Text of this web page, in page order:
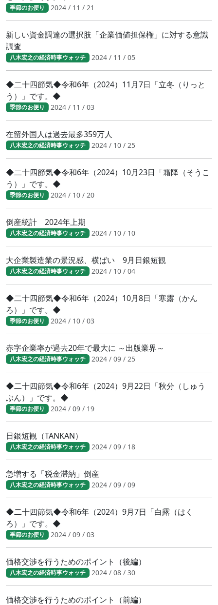
季節のお便り 2024 / 11 / 21
新しい資金調達の選択肢「企業価値担保権」に対する意識
調査
八木宏之の経済時事ウォッチ 2024 / 11 / 05
◆二十四節気◆令和6年（2024）11月7日「立冬（りっと
う）」です。◆
季節のお便り 2024 / 11 / 03
在留外国人は過去最多359万人
八木宏之の経済時事ウォッチ 2024 / 10 / 25
◆二十四節気◆令和6年（2024）10月23日「霜降（そうこ
う）」です。◆
季節のお便り 2024 / 10 / 20
倒産統計 2024年上期
八木宏之の経済時事ウォッチ 2024 / 10 / 10
大企業製造業の景況感、横ばい 9月日銀短観
八木宏之の経済時事ウォッチ 2024 / 10 / 04
◆二十四節気◆令和6年（2024）10月8日「寒露（かん
ろ）」です。◆
季節のお便り 2024 / 10 / 03
赤字企業率が過去20年で最大に ～出版業界～
八木宏之の経済時事ウォッチ 2024 / 09 / 25
◆二十四節気◆令和6年（2024）9月22日「秋分（しゅう
ぶん）」です。◆
季節のお便り 2024 / 09 / 19
日銀短観（TANKAN）
八木宏之の経済時事ウォッチ 2024 / 09 / 18
急増する「税金滞納」倒産
八木宏之の経済時事ウォッチ 2024 / 09 / 09
◆二十四節気◆令和6年（2024）9月7日「白露（はく
ろ）」です。◆
季節のお便り 2024 / 09 / 03
価格交渉を行うためのポイント（後編）
八木宏之の経済時事ウォッチ 2024 / 08 / 30
価格交渉を行うためのポイント（前編）